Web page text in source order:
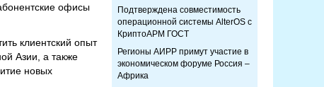
офисы
клиентский опыт
Азии, а также
новых
Подтверждена совместимость
операционной системы AlterOS с
КриптоАРМ ГОСТ
Регионы АИРР примут участие в
экономическом форуме Россия –
Африка